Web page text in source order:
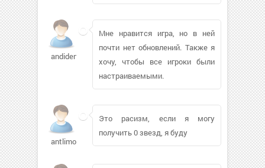
andidenko848
Мне нравится игра, но в ней
почти нет обновлений. Также я
хочу, чтобы все игроки были
настраиваемыми.
antlimonov
Это расизм, если я могу
получить 0 звезд, я буду